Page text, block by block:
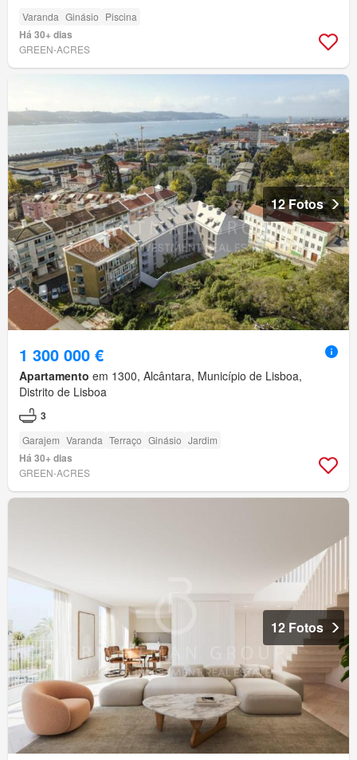
Varanda Ginásio Piscina
Há 30+ dias
GREEN-ACRES
12 Fotos
1 300 000 €
Apartamento em 1300, Alcântara, Município de Lisboa,
Distrito de Lisboa
3
Garajem Varanda Terraço Ginásio Jardim
Há 30+ dias
GREEN-ACRES
12 Fotos